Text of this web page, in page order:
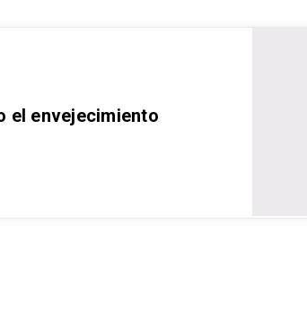
el envejecimiento